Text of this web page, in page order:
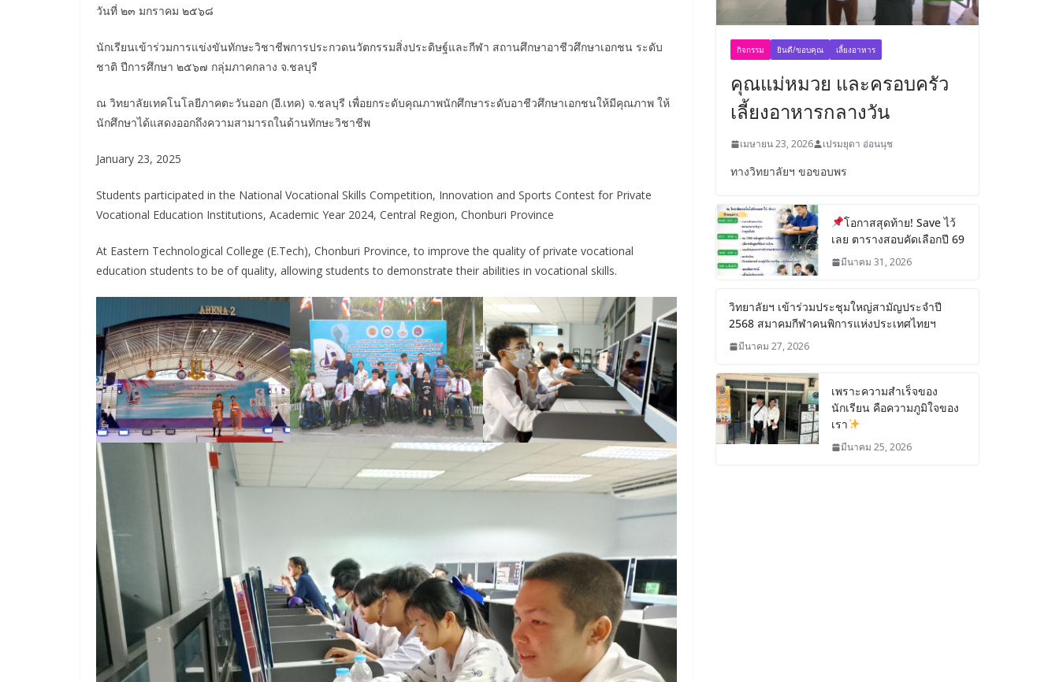
วันที่ ๒๓ มกราคม ๒๕๖๘
นักเรียนเข้าร่วมการแข่งขันทักษะวิชาชีพการประกวดนวัตกรรมสิ่งประดิษฐ์และกีฬา สถานศึกษาอาชีวศึกษาเอกชน ระดับ
ชาติ ปีการศึกษา ๒๕๖๗ กลุ่มภาคกลาง จ.ชลบุรี
ณ วิทยาลัยเทคโนโลยีภาคตะวันออก (อี.เทค) จ.ชลบุรี เพื่อยกระดับคุณภาพนักศึกษาระดับอาชีวศึกษาเอกชนให้มีคุณภาพ ให้
นักศึกษาได้แสดงออกถึงความสามารถในด้านทักษะวิชาชีพ
January 23, 2025
Students participated in the National Vocational Skills Competition, Innovation and Sports Contest for Private
Vocational Education Institutions, Academic Year 2024, Central Region, Chonburi Province
At Eastern Technological College (E.Tech), Chonburi Province, to improve the quality of private vocational
education students to be of quality, allowing students to demonstrate their abilities in vocational skills.
กิจกรรม ยินดี/ขอบคุณ เลี้ยงอาหาร
คุณแม่หมวย และครอบครัว
เลี้ยงอาหารกลางวัน
เมษายน 23, 2026 เปรมยุดา อ่อนนุช
ทางวิทยาลัยฯ ขอขอบพร
โอกาสสุดท้าย! Save ไว้
เลย ตารางสอบคัดเลือกปี 69
มีนาคม 31, 2026
วิทยาลัยฯ เข้าร่วมประชุมใหญ่สามัญประจำปี
2568 สมาคมกีฬาคนพิการแห่งประเทศไทยฯ
มีนาคม 27, 2026
เพราะความสำเร็จของ
นักเรียน คือความภูมิใจของ
เรา
มีนาคม 25, 2026